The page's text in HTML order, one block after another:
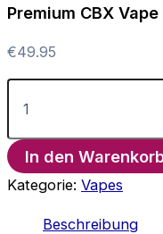
Premium CBX
€49.95
Premium
CBX
Ananas
2
ml
Menge
In den
Kategorie: Vapes
Beschreibung